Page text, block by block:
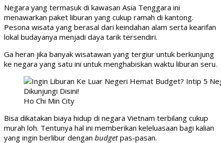
Negara yang termasuk di kawasan Asia Tenggara ini
menawarkan paket liburan yang cukup ramah di kantong.
Pesona wisata yang berasal dari keindahan alam serta kearifan
lokal budayanya menjadi daya tarik tersendiri.
Ga heran jika banyak wisatawan yang tergiur untuk berkunjung
ke negara yang satu ini untuk menghabiskan waktu liburan seru.
Ho Chi Min City
Bisa dikatakan biaya hidup di negara Vietnam terbilang cukup
murah loh. Tentunya hal ini memberikan keleluasaan bagi kalian
yang ingin berlibur dengan budgetpas-pasan.